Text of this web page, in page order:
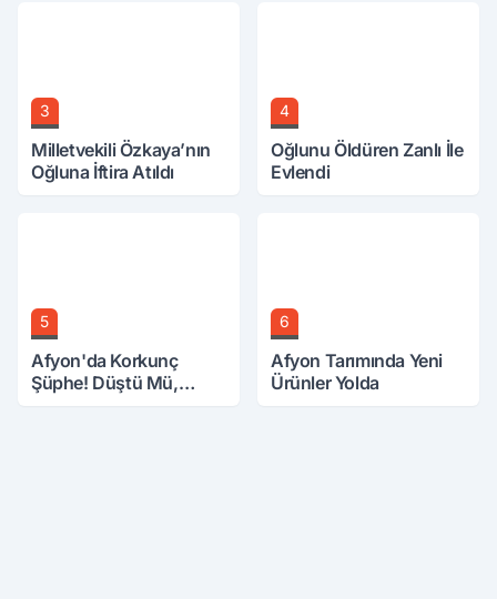
3
Milletvekili Özkaya’nın
Oğluna İftira Atıldı
4
Oğlunu Öldüren Zanlı İle
Evlendi
5
Afyon'da Korkunç
Şüphe! Düştü Mü,
6
Afyon Tarımında Yeni
Ürünler Yolda